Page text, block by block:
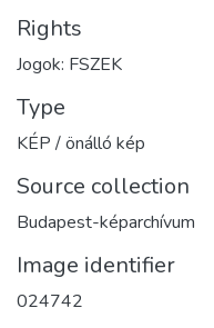
Rights
Jogok: FSZEK
Type
KÉP / önálló kép
Source collection
Budapest-képarchívum
Image identifier
024742